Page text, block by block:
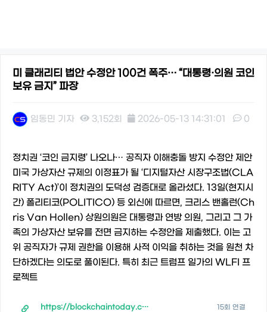
미 클래리티 법안 수정안 100건 폭주… “대통령·의원 코인
보유 금지” 파장
임동민 기자 3,152회 2026-05-13 14:31:01 0
정치권 ‘코인 금지령’ 나오나… 공직자 이해충돌 방지 수정안 제안
미국 가상자산 규제의 이정표가 될 ‘디지털자산 시장구조법(CLA
RITY Act)’이 정치권의 도덕성 검증대로 올라섰다. 13일(현지시
간) 폴리티코(POLITICO) 등 외신에 따르면, 크리스 밴홀런(Ch
ris Van Hollen) 상원의원은 대통령과 연방 의원, 그리고 그 가
족의 가상자산 보유를 전면 금지하는 수정안을 제출했다. 이는 고
위 공직자가 규제 권한을 이용해 사적 이익을 취하는 것을 원천 차
단하겠다는 의도로 풀이된다. 특히 최근 트럼프 일가의 WLFI 프
로젝트
https://blockchaintoday.co.kr/news/articleView.html?idxno=63229 15회 연결